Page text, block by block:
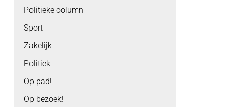
Politieke column
Sport
Zakelijk
Politiek
Op pad!
Op bezoek!